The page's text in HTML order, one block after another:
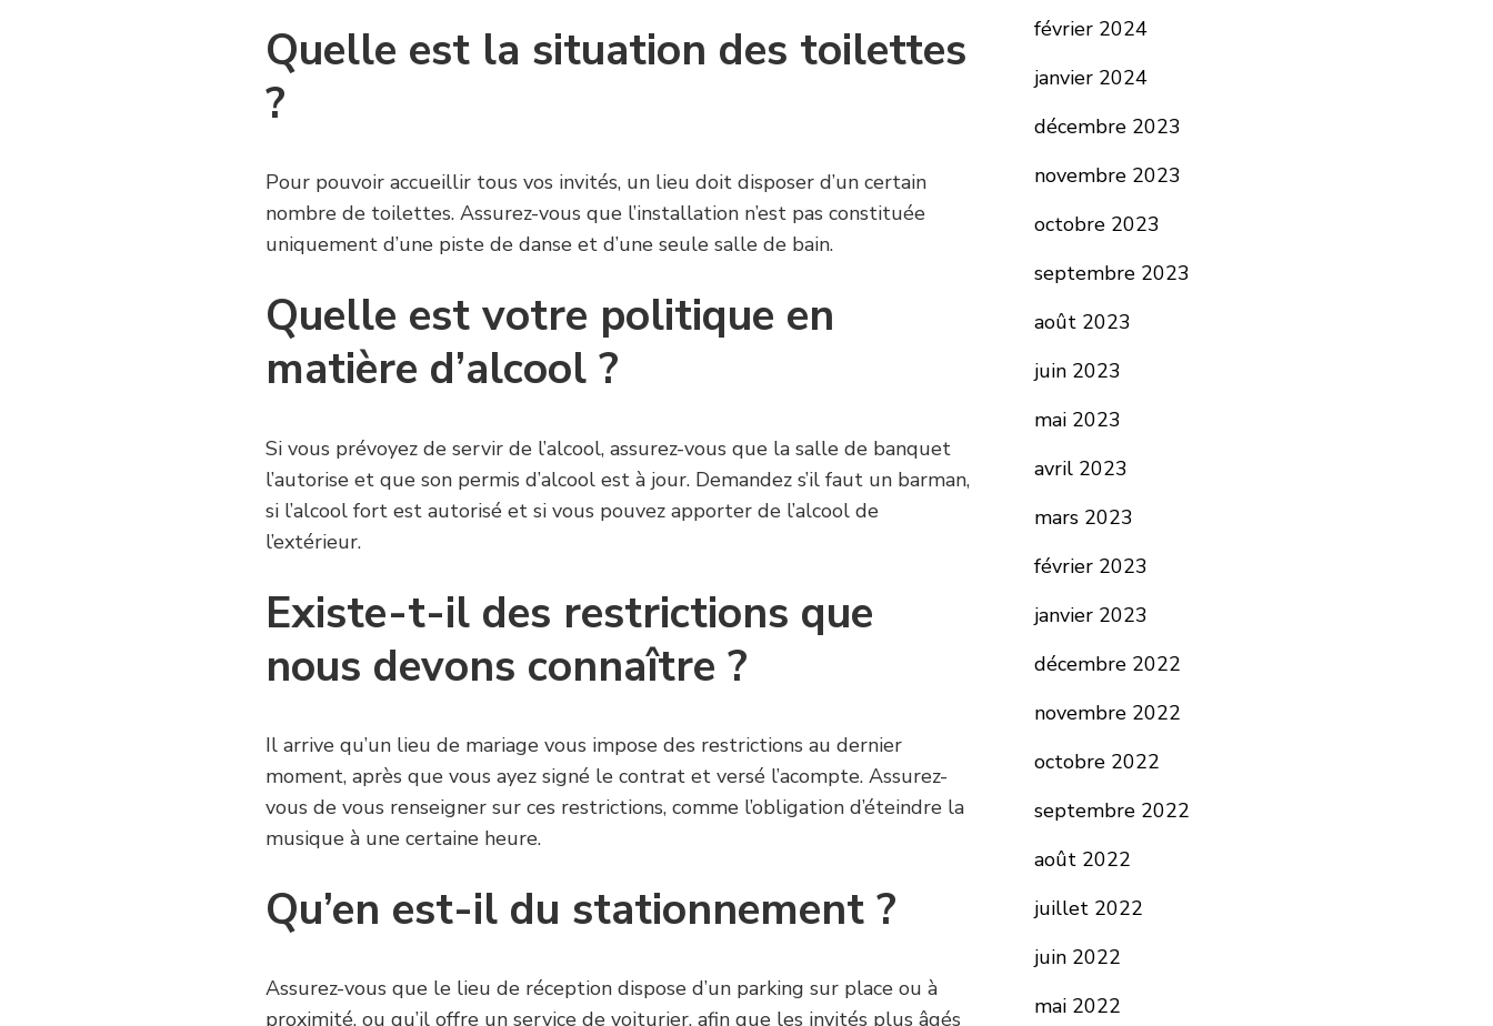
Quelle est la situation des toilettes
?
Pour pouvoir accueillir tous vos invités, un lieu doit disposer d’un certain
nombre de toilettes. Assurez-vous que l’installation n’est pas constituée
uniquement d’une piste de danse et d’une seule salle de bain.
Quelle est votre politique en
matière d’alcool ?
Si vous prévoyez de servir de l’alcool, assurez-vous que la salle de banquet
l’autorise et que son permis d’alcool est à jour. Demandez s’il faut un barman,
si l’alcool fort est autorisé et si vous pouvez apporter de l’alcool de
l’extérieur.
Existe-t-il des restrictions que
nous devons connaître ?
Il arrive qu’un lieu de mariage vous impose des restrictions au dernier
moment, après que vous ayez signé le contrat et versé l’acompte. Assurez-
vous de vous renseigner sur ces restrictions, comme l’obligation d’éteindre la
musique à une certaine heure.
Qu’en est-il du stationnement ?
Assurez-vous que le lieu de réception dispose d’un parking sur place ou à
proximité, ou qu’il offre un service de voiturier, afin que les invités plus âgés
février 2024
janvier 2024
décembre 2023
novembre 2023
octobre 2023
septembre 2023
août 2023
juin 2023
mai 2023
avril 2023
mars 2023
février 2023
janvier 2023
décembre 2022
novembre 2022
octobre 2022
septembre 2022
août 2022
juillet 2022
juin 2022
mai 2022